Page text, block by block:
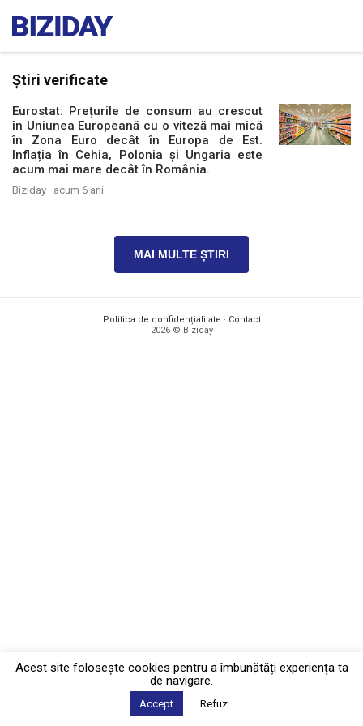
Știri verificate
Eurostat: Prețurile de consum au crescut
în Uniunea Europeană cu o viteză mai mică
în Zona Euro decât în Europa de Est.
Inflația în Cehia, Polonia și Ungaria este
acum mai mare decât în România.
Biziday · acum 6 ani
MAI MULTE ȘTIRI
Politica de confidențialitate · Contact
2026 © Biziday
Acest site foloseşte cookies pentru a îmbunătăți experiența ta
de navigare.
Accept Refuz